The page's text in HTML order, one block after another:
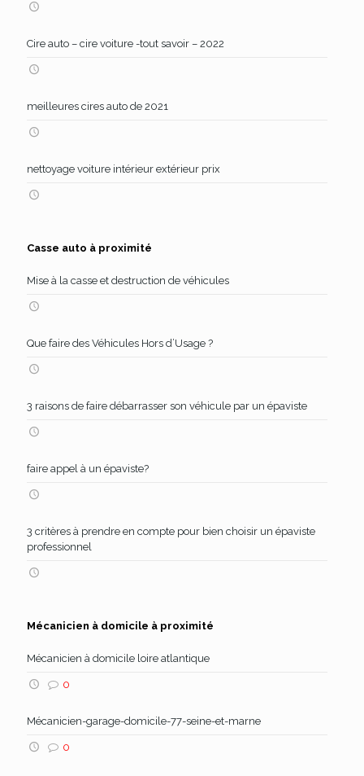
Cire auto – cire voiture -tout savoir – 2022
meilleures cires auto de 2021
nettoyage voiture intérieur extérieur prix
Casse auto à proximité
Mise à la casse et destruction de véhicules
Que faire des Véhicules Hors d’Usage ?
3 raisons de faire débarrasser son véhicule par un épaviste
faire appel à un épaviste?
3 critères à prendre en compte pour bien choisir un épaviste
professionnel
Mécanicien à domicile à proximité
Mécanicien à domicile loire atlantique
0
Mécanicien-garage-domicile-77-seine-et-marne
0